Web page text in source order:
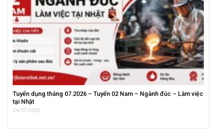
Tuyển dụng tháng 07.2026 – Tuyển 02 Nam – Ngành đúc – Làm việc
tại Nhật
24/07/2026